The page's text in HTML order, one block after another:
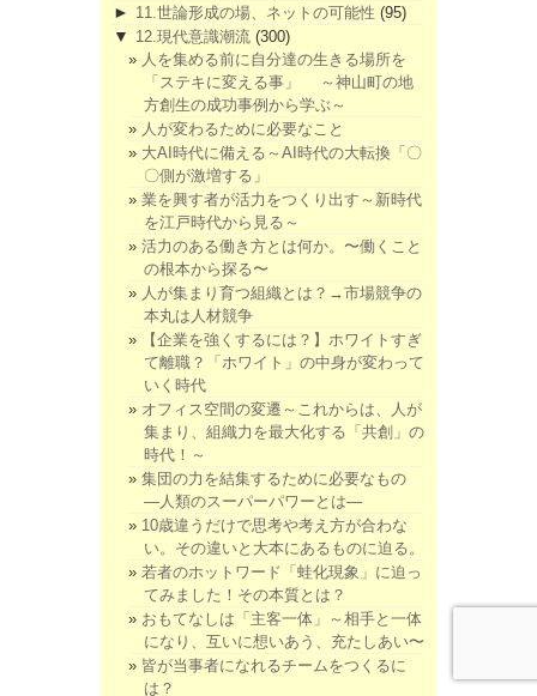
► 11.世論形成の場、ネットの可能性 (95)
▼ 12.現代意識潮流 (300)
人を集める前に自分達の生きる場所を
「ステキに変える事」 ～神山町の地
方創生の成功事例から学ぶ～
人が変わるために必要なこと
大AI時代に備える～AI時代の大転換「〇
〇側が激増する」
業を興す者が活力をつくり出す～新時代
を江戸時代から見る～
活力のある働き方とは何か。〜働くこと
の根本から探る〜
人が集まり育つ組織とは？→市場競争の
本丸は人材競争
【企業を強くするには？】ホワイトすぎ
て離職？「ホワイト」の中身が変わって
いく時代
オフィス空間の変遷～これからは、人が
集まり、組織力を最大化する「共創」の
時代！～
集団の力を結集するために必要なもの
―人類のスーパーパワーとは―
10歳違うだけで思考や考え方が合わな
い。その違いと大本にあるものに迫る。
若者のホットワード「蛙化現象」に迫っ
てみました！その本質とは？
おもてなしは「主客一体」～相手と一体
になり、互いに想いあう、充たしあい〜
皆が当事者になれるチームをつくるに
は？